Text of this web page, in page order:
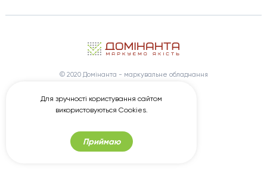
© 2020 Домінанта - маркувальне обладнання
Просування сайтуElit-Web
Для зручності користування сайтом
використовуються Cookies.
Приймаю